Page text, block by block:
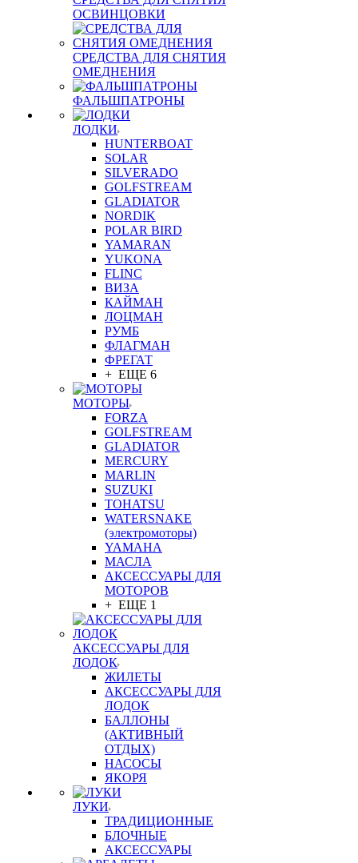
ОСВИНЦОВКИ
СРЕДСТВА ДЛЯ СНЯТИЯ
ОМЕДНЕНИЯ
ФАЛЬШПАТРОНЫ
ЛОДКИ
HUNTERBOAT
SOLAR
SILVERADO
GOLFSTREAM
GLADIATOR
NORDIK
POLAR BIRD
YAMARAN
YUKONA
FLINC
ВИЗА
КАЙМАН
ЛОЦМАН
РУМБ
ФЛАГМАН
ФРЕГАТ
+ ЕЩЕ 6
МОТОРЫ
FORZA
GOLFSTREAM
GLADIATOR
MERCURY
MARLIN
SUZUKI
TOHATSU
WATERSNAKE
(электромоторы)
YAMAHA
МАСЛА
АКСЕССУАРЫ ДЛЯ
МОТОРОВ
+ ЕЩЕ 1
АКСЕССУАРЫ ДЛЯ
ЛОДОК
ЖИЛЕТЫ
АКСЕССУАРЫ ДЛЯ
ЛОДОК
БАЛЛОНЫ
(АКТИВНЫЙ
ОТДЫХ)
НАСОСЫ
ЯКОРЯ
ЛУКИ
ТРАДИЦИОННЫЕ
БЛОЧНЫЕ
АКСЕССУАРЫ